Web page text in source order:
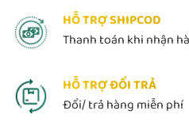
HỖ TRỢ SHIPCOD
Thanh toán khi nhận
HỖ TRỢ ĐỔI TRẢ
Đổi/ trả hàng miễn phí